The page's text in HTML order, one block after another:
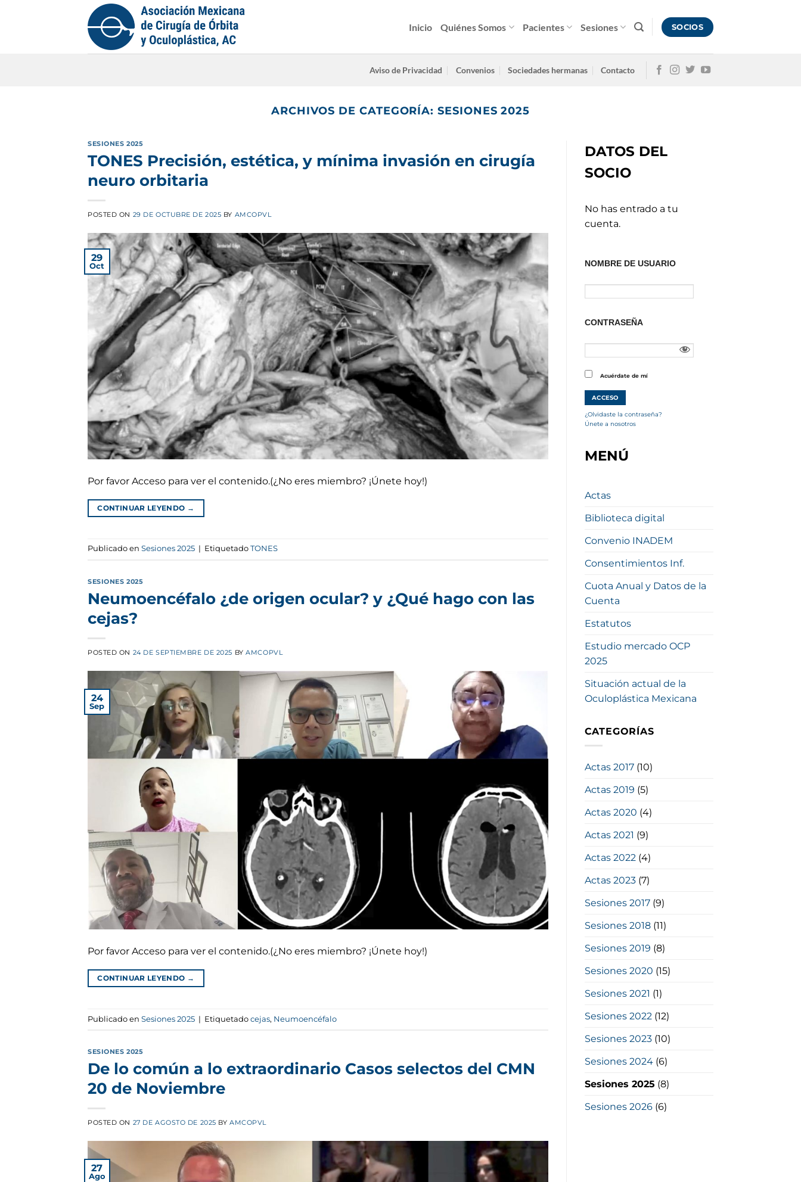
Inicio Quiénes Somos Pacientes Sesiones SOCIOS
Aviso de Privacidad Convenios Sociedades hermanas Contacto
ARCHIVOS DE CATEGORÍA:SESIONES 2025
SESIONES 2025
TONES Precisión, estética, y mínima invasión en cirugía
neuro orbitaria
POSTED ON 29 DE OCTUBRE DE 2025 BY AMCOPVL
29
Oct
Por favor Acceso para ver el contenido.(¿No eres miembro? ¡Únete hoy!)
CONTINUAR LEYENDO →
Publicado en Sesiones 2025 | Etiquetado TONES
SESIONES 2025
Neumoencéfalo ¿de origen ocular? y ¿Qué hago con las
cejas?
POSTED ON 24 DE SEPTIEMBRE DE 2025 BYAMCOPVL
24
Sep
Por favor Acceso para ver el contenido.(¿No eres miembro? ¡Únete hoy!)
CONTINUAR LEYENDO →
Publicado en Sesiones 2025 | Etiquetado cejas, Neumoencéfalo
SESIONES 2025
De lo común a lo extraordinario Casos selectos del CMN
20 de Noviembre
POSTED ON 27 DE AGOSTO DE 2025 BYAMCOPVL
27
Ago
DATOS DEL
SOCIO
No has entrado a tu
cuenta.
NOMBRE DE USUARIO
CONTRASEÑA
Acuérdate de mí
¿Olvidaste la contraseña?
Únete a nosotros
MENÚ
Actas
Biblioteca digital
Convenio INADEM
Consentimientos Inf.
Cuota Anual y Datos de la
Cuenta
Estatutos
Estudio mercado OCP
2025
Situación actual de la
Oculoplástica Mexicana
CATEGORÍAS
Actas 2017(10)
Actas 2019 (5)
Actas 2020 (4)
Actas 2021 (9)
Actas 2022(4)
Actas 2023(7)
Sesiones 2017(9)
Sesiones 2018(11)
Sesiones 2019 (8)
Sesiones 2020 (15)
Sesiones 2021 (1)
Sesiones 2022(12)
Sesiones 2023(10)
Sesiones 2024(6)
Sesiones 2025 (8)
Sesiones 2026(6)